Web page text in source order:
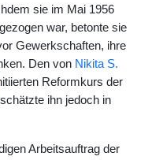
sie im Mai 1956
war, betonte sie
Gewerkschaften, ihre
Den von Nikita S.
Reformkurs der
ihn jedoch in
Arbeitsauftrag der